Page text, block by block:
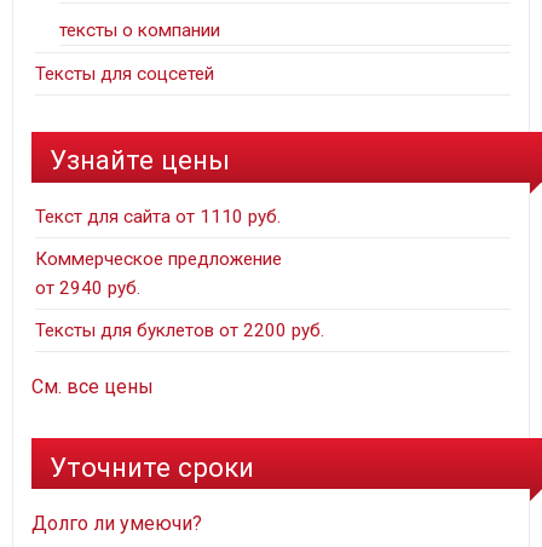
тексты о компании
Тексты для соцсетей
Узнайте цены
Текст для сайта от 1110 руб.
Коммерческое предложение
от 2940 руб.
Тексты для буклетов от 2200 руб.
См. все цены
Уточните сроки
Долго ли умеючи?